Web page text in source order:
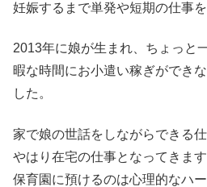
妊娠するまで単発や短期の仕事を
2013年に娘が生まれ、ちょっと
暇な時間にお小遣い稼ぎができ
した。
家で娘の世話をしながらできる
やはり在宅の仕事となってきます
保育園に預けるのは心理的なハ